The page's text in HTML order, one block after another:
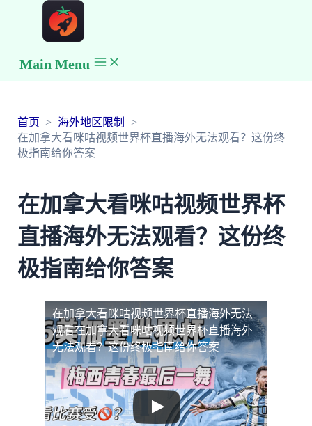
Main Menu
首页
海外地区限制
在加拿大看咪咕视频世界杯直播海外无法观看？这份终
极指南给你答案
在加拿大看咪咕视频世界杯
直播海外无法观看？这份终
极指南给你答案
在加拿大看咪咕视频世界杯直播海外无法
观看在加拿大看咪咕视频世界杯直播海外
无法观看？这份终极指南给你答案